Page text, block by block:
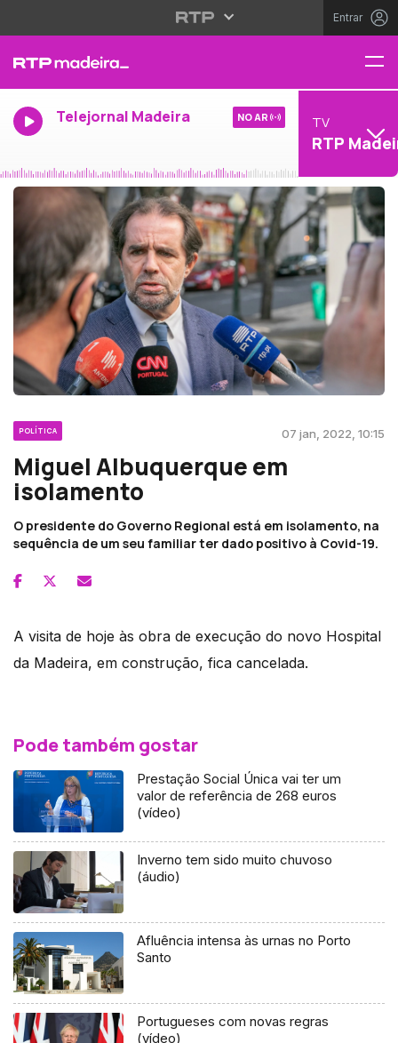
Entrar
Telejornal Madeira NO AR TV
RTP
POLÍTICA 07 jan, 2022, 10:15
Miguel Albuquerque em
isolamento
O presidente do Governo Regional está em isolamento, na
sequência de um seu familiar ter dado positivo à Covid-19.
A visita de hoje às obra de execução do novo Hospital
da Madeira, em construção, fica cancelada.
Pode também gostar
Prestação Social Única vai ter um
valor de referência de 268 euros
(vídeo)
Inverno tem sido muito chuvoso
(áudio)
Afluência intensa às urnas no Porto
Santo
Portugueses com novas regras
(vídeo)